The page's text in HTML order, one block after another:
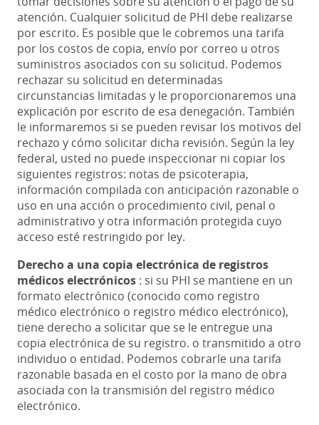
atención. Cualquier solicitud de PHI debe realizarse
por escrito. Es posible que le cobremos una tarifa
por los costos de copia, envío por correo u otros
suministros asociados con su solicitud. Podemos
rechazar su solicitud en determinadas
circunstancias limitadas y le proporcionaremos una
explicación por escrito de esa denegación. También
le informaremos si se pueden revisar los motivos del
rechazo y cómo solicitar dicha revisión. Según la ley
federal, usted no puede inspeccionar ni copiar los
siguientes registros: notas de psicoterapia,
información compilada con anticipación razonable o
uso en una acción o procedimiento civil, penal o
administrativo y otra información protegida cuyo
acceso esté restringido por ley.
Derecho a una copia electrónica de registros
médicos electrónicos : si su PHI se mantiene en un
formato electrónico (conocido como registro
médico electrónico o registro médico electrónico),
tiene derecho a solicitar que se le entregue una
copia electrónica de su registro. o transmitido a otro
individuo o entidad. Podemos cobrarle una tarifa
razonable basada en el costo por la mano de obra
asociada con la transmisión del registro médico
electrónico.